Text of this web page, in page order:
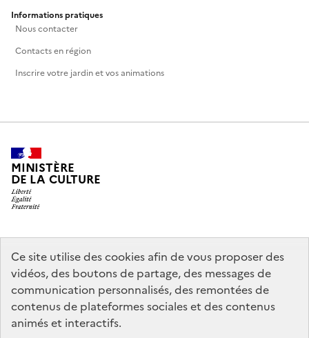
Ce site utilise des cookies afin de vous proposer des
vidéos, des boutons de partage, des messages de
communication personnalisés, des remontées de
contenus de plateformes sociales et des contenus
animés et interactifs.
Informations pratiques
Nous contacter
Contacts en région
Inscrire votre jardin et vos animations
MINISTÈRE
DE LA CULTURE
legifrance.gouv.fr
info.gouv.fr
service-public.gouv.fr
data.gouv.fr